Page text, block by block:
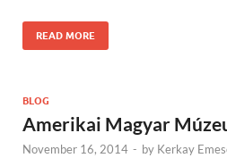
READ MORE
BLOG
Amerikai Magyar
November 16, 2014 - by Kerkay